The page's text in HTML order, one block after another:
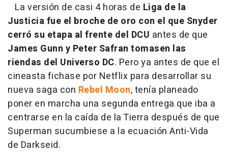
La versión de casi 4 horas de Liga de la
Justicia fue el broche de oro con el que Snyder
cerró su etapa al frente del DCU antes de que
James Gunn y Peter Safran tomasen las
riendas del Universo DC. Pero ya antes de que el
cineasta fichase por Netflix para desarrollar su
nueva saga con Rebel Moon, tenía planeado
poner en marcha una segunda entrega que iba a
centrarse en la caída de la Tierra después de que
Superman sucumbiese a la ecuación Anti-Vida
de Darkseid.